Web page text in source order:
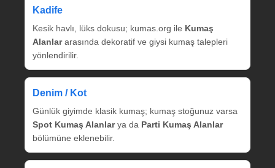
Kadife
Kesik havlı, lüks dokusu; kumas.org ile Kumaş
Alanlararasında dekoratif ve giysi kumaş talepleri
yönlendirilir.
Denim / Kot
Günlük giyimde klasik kumaş; kumaş stoğunuz varsa
Spot Kumaş Alanlarya da Parti Kumaş Alanlar
bölümüne eklenebilir.